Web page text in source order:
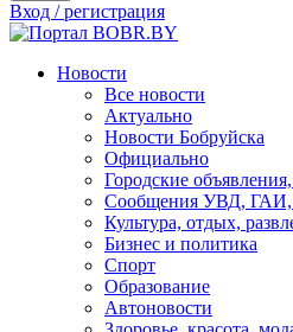
Вход / регистрация
Новости
Все новости
Актуально
Новости Бобруйска
Официально
Городские
Сообщения УВД,
Культура, отдых,
Бизнес и политика
Спорт
Образование
Автоновости